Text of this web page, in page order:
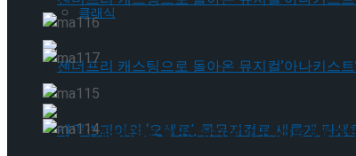
젠더프리 캐스팅으로 돌아온 뮤지컬’아나키스트’ 9월 개막
클래식
젠더프리 캐스팅으로 돌아온 뮤지컬’아나키스트’ 9월 개